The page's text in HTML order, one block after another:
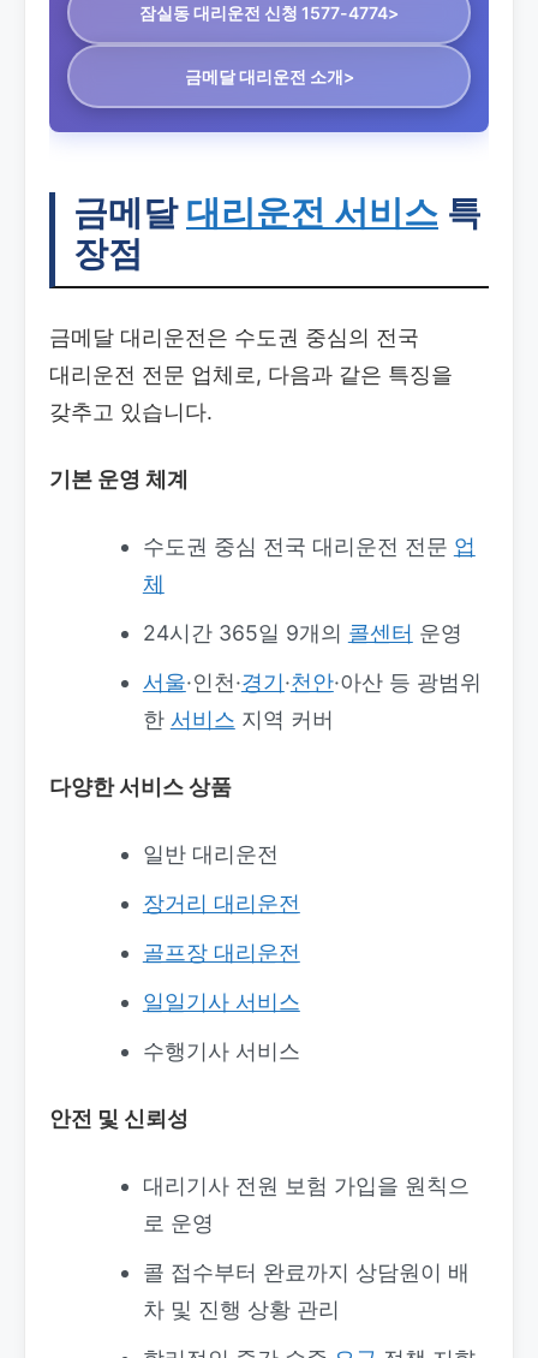
잠실동 대리운전 신청 1577-4774>
금메달 대리운전 소개>
금메달 대리운전 서비스 특
장점
금메달 대리운전은 수도권 중심의 전국
대리운전 전문 업체로, 다음과 같은 특징을
갖추고 있습니다.
기본 운영 체계
수도권 중심 전국 대리운전 전문 업
체
24시간 365일 9개의 콜센터 운영
서울·인천·경기·천안·아산 등 광범위
한 서비스 지역 커버
다양한 서비스 상품
일반 대리운전
장거리 대리운전
골프장 대리운전
일일기사 서비스
수행기사 서비스
안전 및 신뢰성
대리기사 전원 보험 가입을 원칙으
로 운영
콜 접수부터 완료까지 상담원이 배
차 및 진행 상황 관리